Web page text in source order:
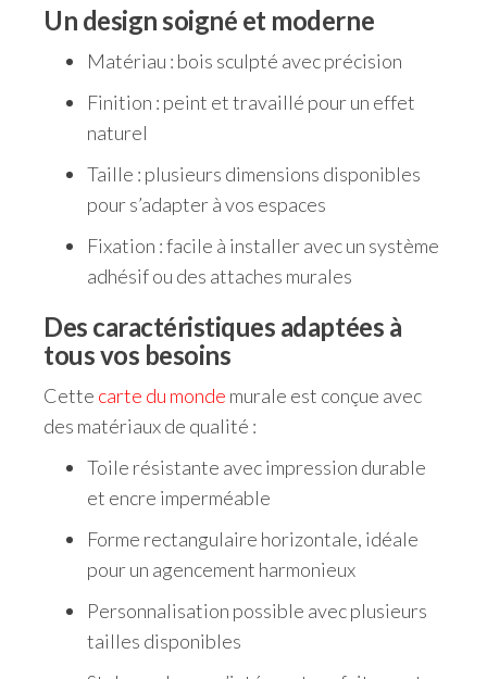
Un design soigné et moderne
Matériau : bois sculpté avec précision
Finition : peint et travaillé pour un effet
naturel
Taille : plusieurs dimensions disponibles
pour s’adapter à vos espaces
Fixation : facile à installer avec un système
adhésif ou des attaches murales
Des caractéristiques adaptées à
tous vos besoins
Cette carte du monde murale est conçue avec
des matériaux de qualité :
Toile résistante avec impression durable
et encre imperméable
Forme rectangulaire horizontale, idéale
pour un agencement harmonieux
Personnalisation possible avec plusieurs
tailles disponibles